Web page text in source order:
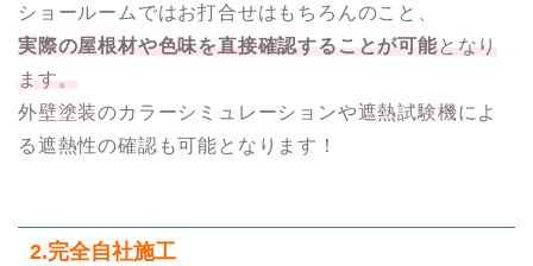
ショールームではお打合せはもちろんのこと、
実際の屋根材や色味を直接確認することが可能となり
ます。
外壁塗装のカラーシミュレーションや遮熱試験機によ
る遮熱性の確認も可能となります！
2.完全自社施工